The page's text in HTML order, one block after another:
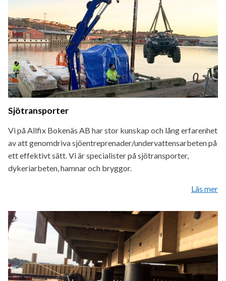
Sjötransporter
Vi på Allfix Bokenäs AB har stor kunskap och lång erfarenhet
av att genomdriva sjöentreprenader/undervattensarbeten på
ett effektivt sätt. Vi är specialister på sjötransporter,
dykeriarbeten, hamnar och bryggor.
Läs mer